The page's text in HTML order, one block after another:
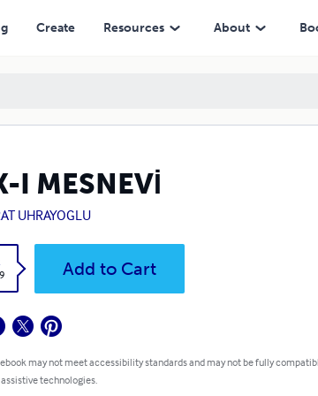
Create Resources About
I MESNEVİ
UHRAYOGLU
Add to Cart
may not meet accessibility standards and may not be fully
technologies.